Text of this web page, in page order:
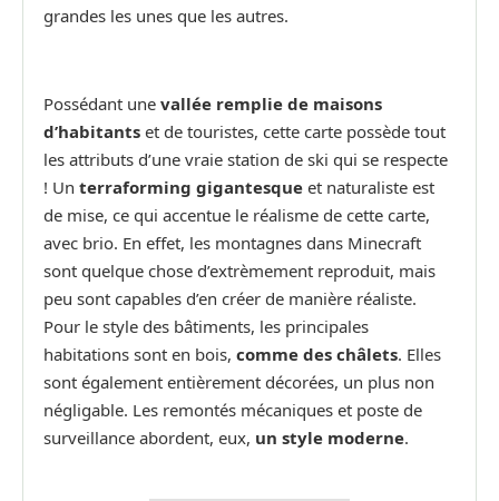
grandes les unes que les autres.
Possédant une vallée remplie de maisons
d’habitants et de touristes, cette carte possède tout
les attributs d’une vraie station de ski qui se respecte
! Un terraforming gigantesque et naturaliste est
de mise, ce qui accentue le réalisme de cette carte,
avec brio. En effet, les montagnes dans Minecraft
sont quelque chose d’extrèmement reproduit, mais
peu sont capables d’en créer de manière réaliste.
Pour le style des bâtiments, les principales
habitations sont en bois, comme des châlets. Elles
sont également entièrement décorées, un plus non
négligable. Les remontés mécaniques et poste de
surveillance abordent, eux, un style moderne.